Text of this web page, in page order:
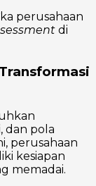
perusahaan
di
dan pola
perusahaan
kesiapan
memadai.